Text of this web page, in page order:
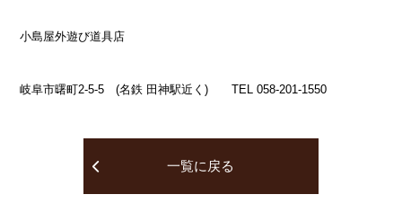
小島屋外遊び道具店
岐阜市曙町2-5-5 (名鉄 田神駅近く) TEL 058-201-1550
一覧に戻る